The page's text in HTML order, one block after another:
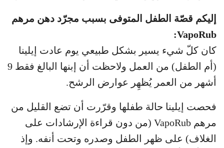
إليكم قصّة الطفل المتوفى بسبب مجرّد دهن مرهم
VapoRub:
كان كلّ شيء يسير بشكل طبيعي يوم عادت إيلينا
(أم الطفل) من العمل ولاحظت أن إبنها البالغ فقط 9
أشهر من العمر يُظهِر عوارض الرشح.
فحصت إيلينا حالة طفلها وقرّرت أن تضع القليل من
مرهم VapoRub (من دون قراءة الإرشادات على
الغلاف) على ظهر الطفل وصدره وتحت أنفه. وإذ